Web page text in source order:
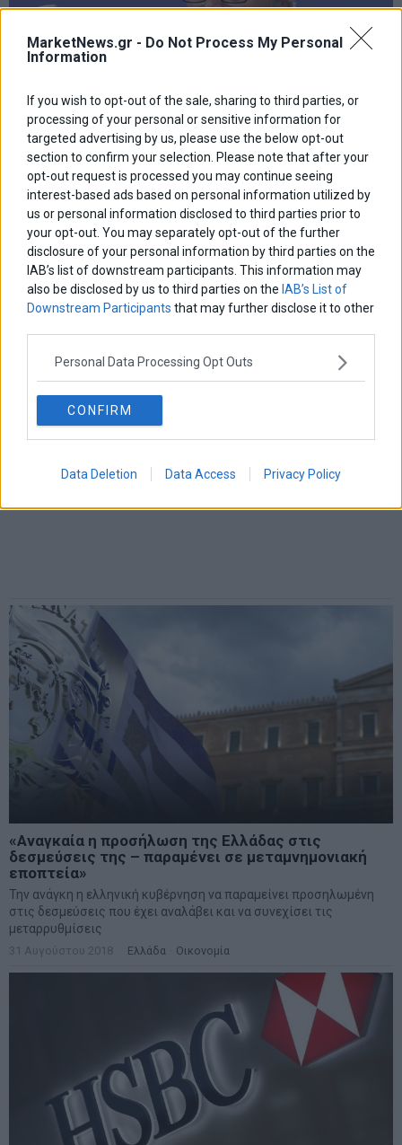
MarketNews.gr - Do Not Process My Personal
Information
If you wish to opt-out of the sale, sharing to third parties, or
processing of your personal or sensitive information for
targeted advertising by us, please use the below opt-out
section to confirm your selection. Please note that after your
opt-out request is processed you may continue seeing
interest-based ads based on personal information utilized by
us or personal information disclosed to third parties prior to
your opt-out. You may separately opt-out of the further
disclosure of your personal information by third parties on the
IAB’s list of downstream participants. This information may
also be disclosed by us to third parties on the IAB’s List of
Downstream Participants that may further disclose it to other
Personal Data Processing Opt Outs
CONFIRM
Data Deletion Data Access Privacy Policy
Γιούνκερ: «Τα μέτρα τα οποία έχουν συμφωνηθεί
πρέπει να εφαρμοστούν»
Μήνυμα για τις περικοπές των συντάξεων έστειλε από το
Στρασβούργο ο πρόεδρος της Κομισιόν Ζαν-Κλοντ Γιούνκερ.
12 Σεπτεμβρίου 2018 Ελλάδα · Οικονομία
«Αναγκαία η προσήλωση της Ελλάδας στις
δεσμεύσεις της – παραμένει σε μεταμνημονιακή
εποπτεία»
Την ανάγκη η ελληνική κυβέρνηση να παραμείνει προσηλωμένη
στις δεσμεύσεις που έχει αναλάβει και να συνεχίσει τις
μεταρρυθμίσεις
31 Αυγούστου 2018 Ελλάδα Οικονομία